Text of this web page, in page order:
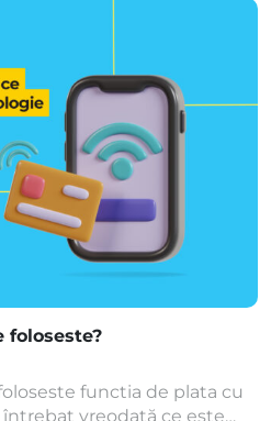
și cum poți folosi
foloseste?
functia de plata cu
vreodată ce este